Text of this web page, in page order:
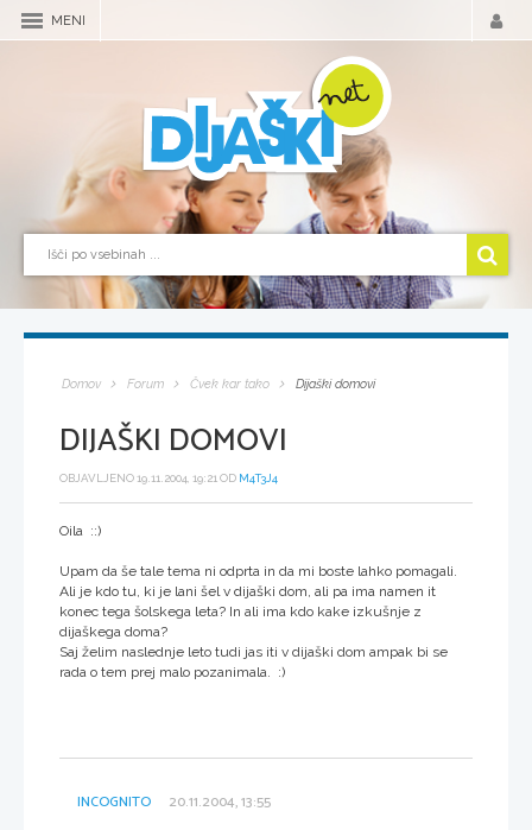
MENI
Domov Forum Čvek kar tako Dijaški domovi
DIJAŠKI DOMOVI
OBJAVLJENO 19.11.2004, 19:21 OD M4T3J4
Oila ::)
Upam da še tale tema ni odprta in da mi boste lahko pomagali.
Ali je kdo tu, ki je lani šel v dijaški dom, ali pa ima namen it
konec tega šolskega leta? In ali ima kdo kake izkušnje z
dijaškega doma?
Saj želim naslednje leto tudi jas iti v dijaški dom ampak bi se
rada o tem prej malo pozanimala. :)
INCOGNITO 20.11.2004, 13:55